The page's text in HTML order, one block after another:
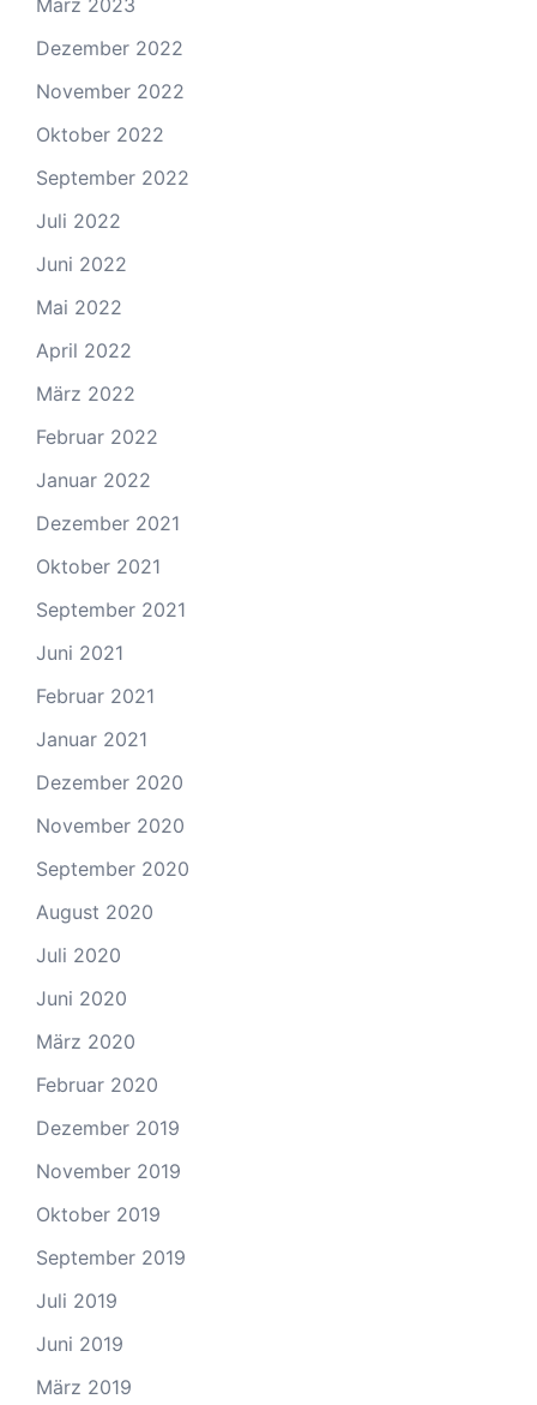
März 2023
Dezember 2022
November 2022
Oktober 2022
September 2022
Juli 2022
Juni 2022
Mai 2022
April 2022
März 2022
Februar 2022
Januar 2022
Dezember 2021
Oktober 2021
September 2021
Juni 2021
Februar 2021
Januar 2021
Dezember 2020
November 2020
September 2020
August 2020
Juli 2020
Juni 2020
März 2020
Februar 2020
Dezember 2019
November 2019
Oktober 2019
September 2019
Juli 2019
Juni 2019
März 2019